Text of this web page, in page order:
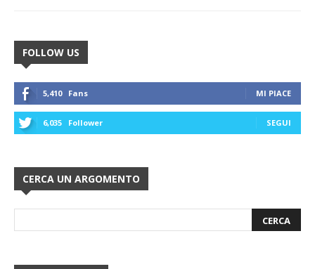
FOLLOW US
5,410 Fans MI PIACE
6,035 Follower SEGUI
CERCA UN ARGOMENTO